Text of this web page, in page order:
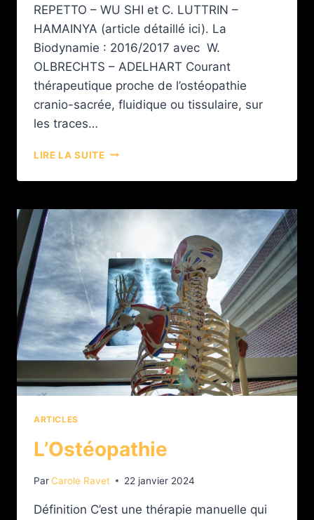
REPETTO – WU SHI et C. LUTTRIN –
HAMAINYA (article détaillé ici). La
Biodynamie : 2016/2017 avec W.
OLBRECHTS – ADELHART Courant
thérapeutique proche de l’ostéopathie
cranio-sacrée, fluidique ou tissulaire, sur
les traces…
LIRE LA SUITE
ARTICLES
L’Ostéopathie
ParCarole Ravet 22 janvier 2024
Définition C’est une thérapie manuelle qui